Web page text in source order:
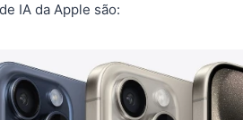
IA da Apple são: